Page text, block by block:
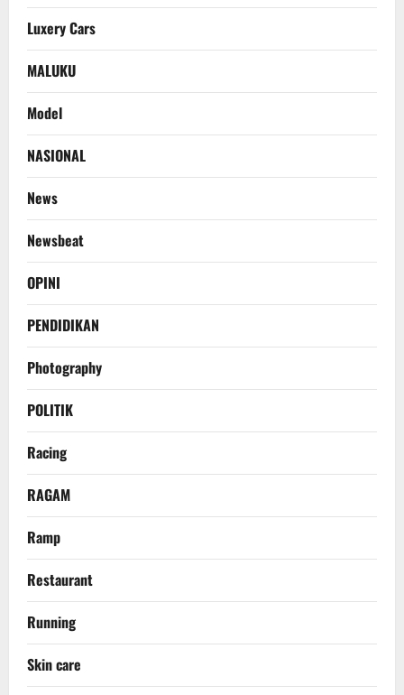
Luxery Cars
MALUKU
Model
NASIONAL
News
Newsbeat
OPINI
PENDIDIKAN
Photography
POLITIK
Racing
RAGAM
Ramp
Restaurant
Running
Skin care